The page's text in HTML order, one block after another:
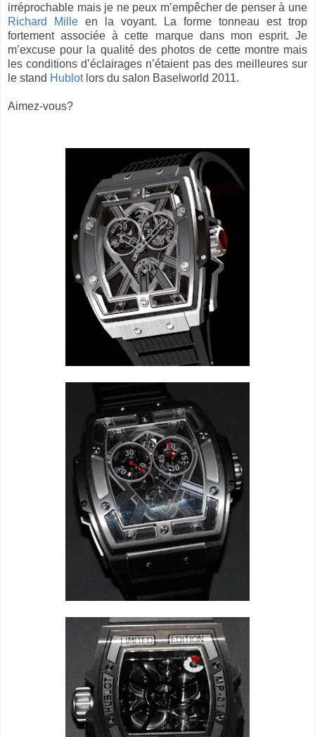
irréprochable mais je ne peux m’empêcher de penser à une
Richard Mille en la voyant. La forme tonneau est trop
fortement associée à cette marque dans mon esprit. Je
m’excuse pour la qualité des photos de cette montre mais
les conditions d’éclairages n’étaient pas des meilleures sur
le stand Hublotlors du salon Baselworld 2011.
Aimez-vous?